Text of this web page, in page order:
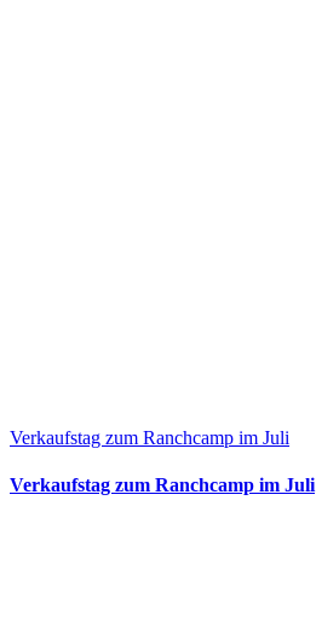
Verkaufstag zum Ranchcamp im Juli
Verkaufstag zum Ranchcamp im Juli